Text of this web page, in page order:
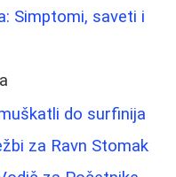
Simptomi, saveti i
do surfinija
za Ravn Stomak